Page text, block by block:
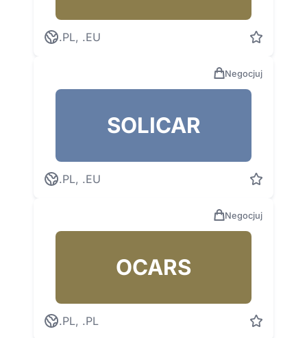
.PL, .EU
Negocjuj
SOLICAR
.PL, .EU
Negocjuj
OCARS
.PL, .PL